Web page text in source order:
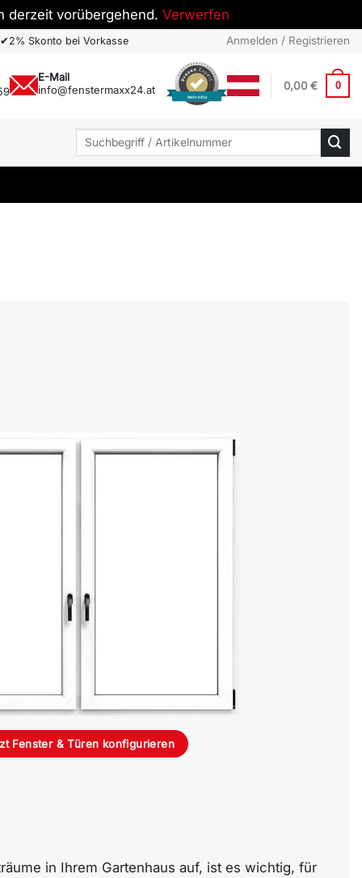
derzeit vorübergehend. Verwerfen
✔2% Skonto bei Vorkasse Anmelden / Registrieren
E-Mail
info@fenstermaxx24.at
Mehr Infos
0,00€ 0
Suchen
Fenster & Türen konfigurieren
in Ihrem Gartenhaus auf, ist es wichtig, für